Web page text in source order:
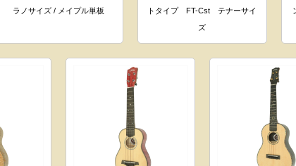
ラノサイズ / メイプル単板
トタイプ FT-Cst テナーサイ
ズ